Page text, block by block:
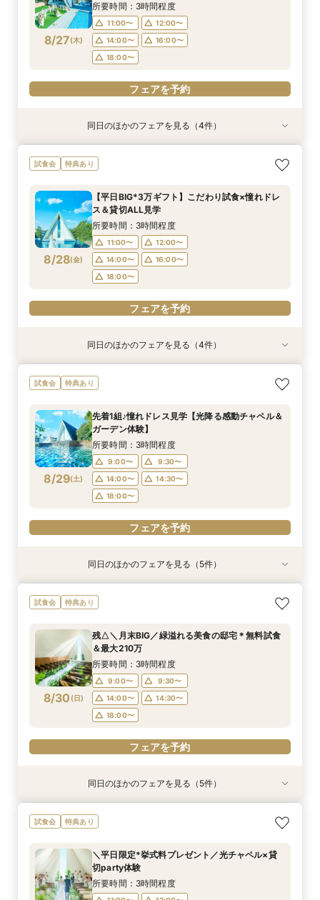
8/24(月)
14:00〜
16:00〜
18:00〜
フェアを予約
8/24(月)
14:00〜
16:00〜
18:00〜
フェアを予約
8/24(月)
15:00〜
16:00〜
17:00〜
フェアを予約
8/24(月)
15:00〜
16:00〜
17:00〜
フェアを予約
8/27(木)
所要時間：3時間程度
11:00〜
12:00〜
14:00〜
16:00〜
18:00〜
フェアを予約
特典あり
8/27(木)
＼1軒目限定★3万ギフト付／ドレス＆挙式料プレ
ゼント×和牛試食
11:00〜
12:00〜
14:00〜
16:00〜
18:00〜
フェアを予約
特典あり
8/27(木)
【6名～30名の少人数婚】挙式＆会食Newプラ
ン誕生！無料試食付
11:00〜
12:00〜
14:00〜
16:00〜
18:00〜
フェアを予約
8/27(木)
【60分で完結】即決営業ナシで安心！気軽によ
りみちツアー
12:00〜
13:00〜
15:00〜
16:00〜
17:00〜
フェアを予約
8/27(木)
【タイパ重視！60分で完結◎】オンラインで会
場案内＆相談会
12:00〜
13:00〜
15:00〜
16:00〜
17:00〜
フェアを予約
同日のほかのフェアを見る（4件）
試食会 特典あり
8/28(金)
【平日BIG*3万ギフト】こだわり試食×憧れドレ
ス＆貸切ALL見学
所要時間：3時間程度
11:00〜
12:00〜
14:00〜
16:00〜
18:00〜
フェアを予約
特典あり
8/28(金)
＼1軒目限定★3万ギフト付／ドレス＆挙式料プレ
ゼント×和牛試食
11:00〜
14:00〜
16:00〜
18:00〜
フェアを予約
特典あり
8/28(金)
【6名～30名の少人数婚】挙式＆会食Newプラ
ン誕生！無料試食付
11:00〜
14:00〜
16:00〜
18:00〜
フェアを予約
8/28(金)
【60分で完結】即決営業ナシで安心！気軽によ
りみちツアー
12:00〜
15:00〜
16:00〜
17:00〜
フェアを予約
8/28(金)
【タイパ重視！60分で完結◎】オンラインで会
場案内＆相談会
12:00〜
15:00〜
16:00〜
17:00〜
フェアを予約
同日のほかのフェアを見る（4件）
試食会 特典あり
8/29(土)
先着1組♪憧れドレス見学【光降る感動チャペル＆
ガーデン体験】
所要時間：3時間程度
9:00〜
9:30〜
14:00〜
14:30〜
18:00〜
フェアを予約
特典あり
8/29(土)
＼1軒目限定★3万ギフト付／ドレス＆挙式料プレ
ゼント×和牛試食
9:00〜
18:00〜
フェアを予約
特典あり
8/29(土)
【6名～30名の少人数婚】挙式＆会食Newプラ
ン誕生！無料試食付
9:00〜
18:00〜
フェアを予約
8/29(土)
【タイパ重視！60分で完結◎】オンラインで会
場案内＆相談会
10:00〜
18:30〜
フェアを予約
8/29(土)
【60分で完結】即決営業ナシで安心！気軽によ
りみちツアー
10:30〜
フェアを予約
8/29(土)
【会場見学2件目以上◎】短縮90分Fair*雰囲気
比較×見積相談会
9:00〜
18:00〜
フェアを予約
同日のほかのフェアを見る（5件）
試食会 特典あり
8/30 (日)
残△＼月末BIG／緑溢れる美食の邸宅＊無料試食
＆最大210万
所要時間：3時間程度
9:00〜
9:30〜
14:00〜
14:30〜
18:00〜
フェアを予約
特典あり
8/30(日)
＼1軒目限定★3万ギフト付／ドレス＆挙式料プレ
ゼント×和牛試食
9:00〜
18:00〜
特典あり
8/30(日)
【6名～30名の少人数婚】挙式＆会食Newプラ
ン誕生！無料試食付
9:00〜
18:00〜
8/30(日)
【タイパ重視！60分で完結◎】オンラインで会
場案内＆相談会
10:00〜
18:30〜
8/30(日)
【会場見学2件目以上◎】短縮90分Fair*雰囲気
比較×見積相談会
9:00〜
18:00〜
8/30(日)
【60分で完結】即決営業ナシで安心！気軽によ
りみちツアー
10:00〜
同日のほかのフェアを見る（5件）
試食会 特典あり
＼平日限定*挙式料プレゼント／光チャペル×貸
切party体験
所要時間：3時間程度